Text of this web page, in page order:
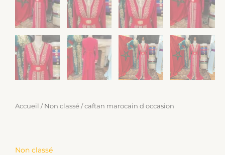
Accueil / Non classé / caftan marocain d occasion
Non classé